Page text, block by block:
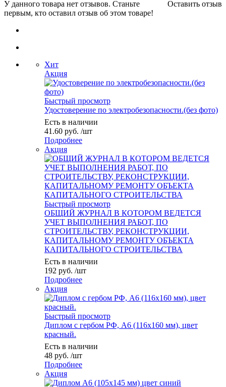
Оставить отзыв
У данного товара нет отзывов. Станьте
первым, кто оставил отзыв об этом товаре!
Хит
Акция
Быстрый просмотр
Удостоверение по электробезопасности.(без фото)
Есть в наличии
41.60 руб. /шт
Подробнее
Акция
Быстрый просмотр
ОБЩИЙ ЖУРНАЛ В КОТОРОМ ВЕДЕТСЯ
УЧЕТ ВЫПОЛНЕНИЯ РАБОТ, ПО
СТРОИТЕЛЬСТВУ, РЕКОНСТРУКЦИИ,
КАПИТАЛЬНОМУ РЕМОНТУ ОБЪЕКТА
КАПИТАЛЬНОГО СТРОИТЕЛЬСТВА
Есть в наличии
192 руб. /шт
Подробнее
Акция
Быстрый просмотр
Диплом с гербом РФ, А6 (116х160 мм), цвет
красный.
Есть в наличии
48 руб. /шт
Подробнее
Акция